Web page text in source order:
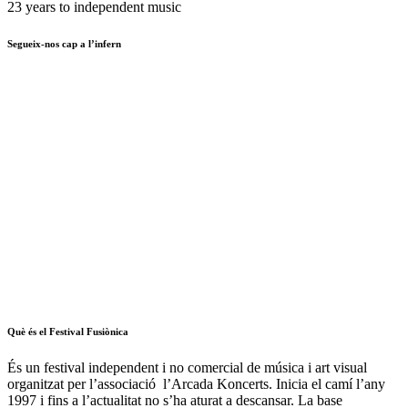
23 years to independent music
Segueix-nos cap a l’infern
Què és el Festival Fusiònica
És un festival independent i no comercial de música i art visual
organitzat per l’associació l’Arcada Koncerts. Inicia el camí l’any
1997 i fins a l’actualitat no s’ha aturat a descansar. La base